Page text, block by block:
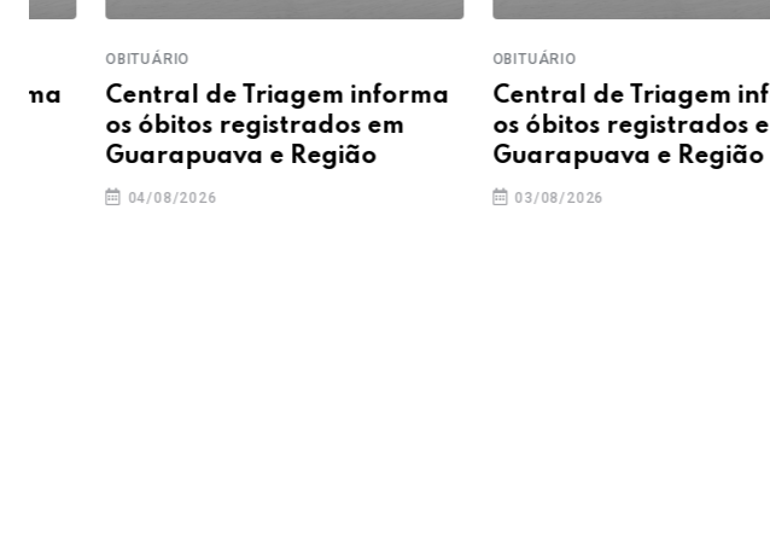
OBITUÁRIO
Central de Triagem informa
os óbitos registrados em
Guarapuava e Região
04/08/2026
OBITUÁRIO
Central de Triagem informa
os óbitos registrados em
Guarapuava e Região
03/08/2026